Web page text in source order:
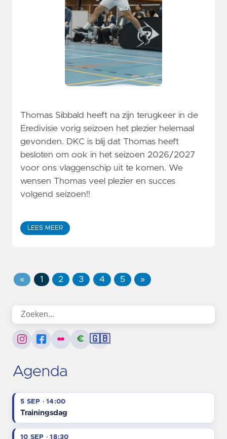
Thomas Sibbald heeft na zijn terugkeer in de
Eredivisie vorig seizoen het plezier helemaal
gevonden. DKC is blij dat Thomas heeft
besloten om ook in het seizoen 2026/2027
voor ons vlaggenschip uit te komen. We
wensen Thomas veel plezier en succes
volgend seizoen!!
LEES MEER
« 1 2 3 4 5 »
€ 🇬🇧
Agenda
5 SEP · 14:00
Trainingsdag
10 SEP · 18:30